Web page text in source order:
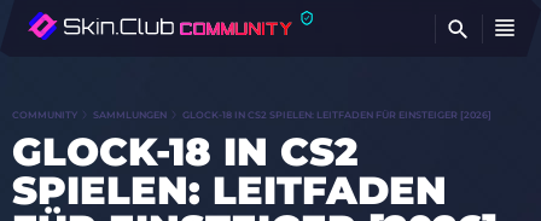
COMMUNITY SAMMLUNGEN GLOCK-18 IN CS2 SPIELEN: LEITFADEN FÜR EINSTEIGER [2026]
GLOCK-18 IN CS2
SPIELEN: LEITFADEN